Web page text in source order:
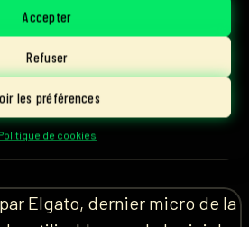
Accepter
Refuser
les préférences
de cookies
Blinders se présentent chez
Esport.